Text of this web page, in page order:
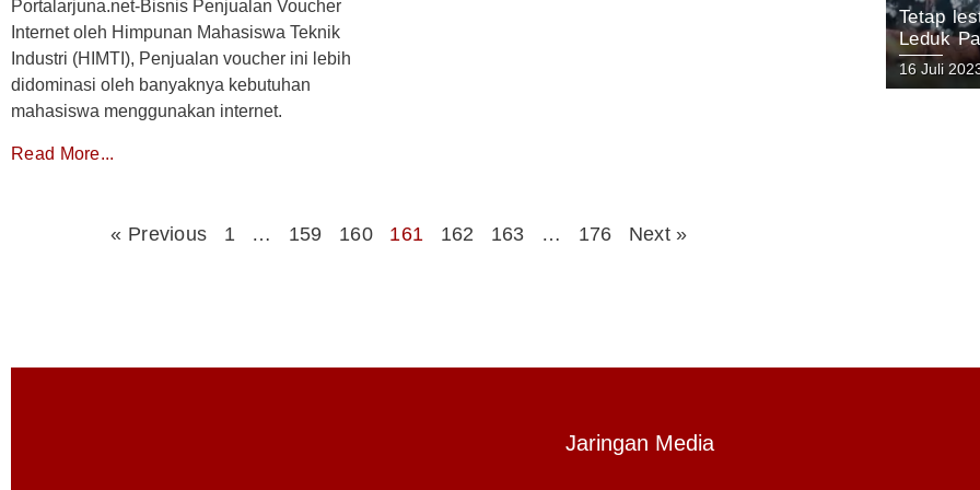
Portalarjuna.net-Bisnis Penjualan Voucher
Internet oleh Himpunan Mahasiswa Teknik
Industri (HIMTI), Penjualan voucher ini lebih
didominasi oleh banyaknya kebutuhan
mahasiswa menggunakan internet.
Read More...
« Previous 1 … 159 160 161 162 163 … 176 Next »
Tetap
Leduk
Lokal
16 Juli
Jaringan Media